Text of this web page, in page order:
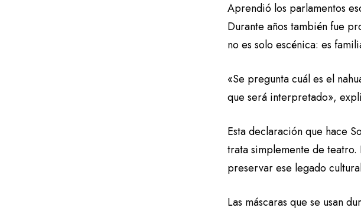
Aprendió los parlamentos
Durante años también fue
no es solo escénica: es
«Se pregunta cuál es el
que será interpretado»,
Esta declaración que hace
trata simplemente de
preservar ese legado
Las máscaras que se usan